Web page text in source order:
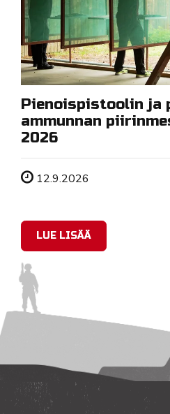
Pienoispistoolin ja
ammunnan
2026
Tapahtuman ajankohta
12.9.2026
LUE LISÄÄ